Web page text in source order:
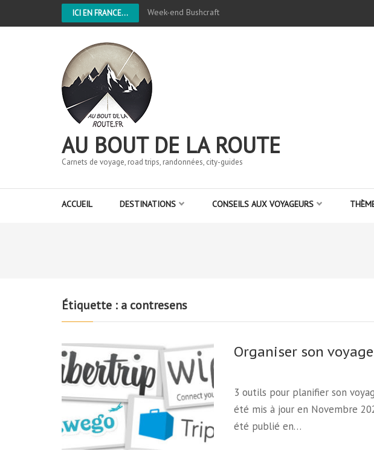
ICI EN FRANCE... Week-end Bushcraft
AU BOUT DE LA ROUTE
Carnets de voyage, road trips, randonnées, city-guides
ACCUEIL DESTINATIONS CONSEILS AUX VOYAGEURS
Étiquette : a contresens
Organiser son
3 outils pour planifier son
été mis à jour en Novembre
été publié en…